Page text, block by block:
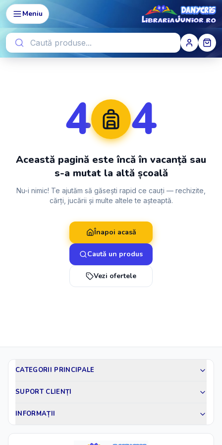
Meniu
4 4
Această pagină este încă în vacanță sau
s-a mutat la altă școală
Nu-i nimic! Te ajutăm să găsești rapid ce cauți — rechizite,
cărți, jucării și multe altele te așteaptă.
Înapoi acasă
Caută un produs
Vezi ofertele
CATEGORII PRINCIPALE
SUPORT CLIENȚI
INFORMAȚII